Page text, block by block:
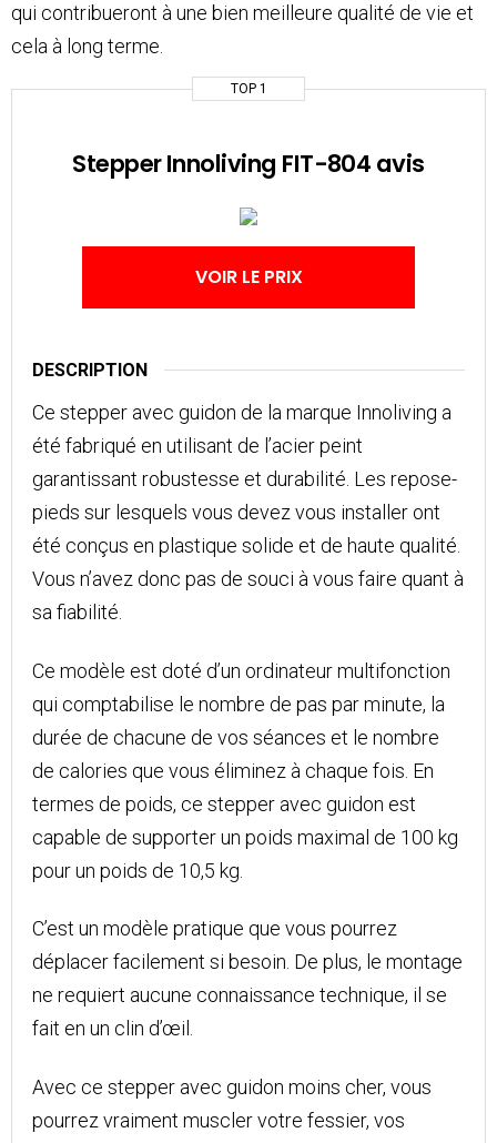
qui contribueront à une bien meilleure qualité de vie et
cela à long terme.
TOP 1
Stepper Innoliving FIT-804 avis
VOIR LE PRIX
DESCRIPTION
Ce stepper avec guidon de la marque Innoliving a
été fabriqué en utilisant de l’acier peint
garantissant robustesse et durabilité. Les repose-
pieds sur lesquels vous devez vous installer ont
été conçus en plastique solide et de haute qualité.
Vous n’avez donc pas de souci à vous faire quant à
sa fiabilité.
Ce modèle est doté d’un ordinateur multifonction
qui comptabilise le nombre de pas par minute, la
durée de chacune de vos séances et le nombre
de calories que vous éliminez à chaque fois. En
termes de poids, ce stepper avec guidon est
capable de supporter un poids maximal de 100 kg
pour un poids de 10,5 kg.
C’est un modèle pratique que vous pourrez
déplacer facilement si besoin. De plus, le montage
ne requiert aucune connaissance technique, il se
fait en un clin d’œil.
Avec ce stepper avec guidon moins cher, vous
pourrez vraiment muscler votre fessier, vos